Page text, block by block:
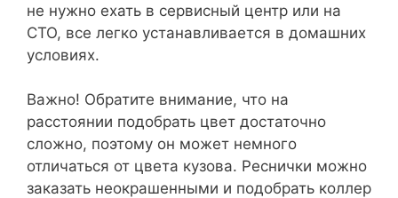
не нужно ехать в сервисный центр или на
СТО, все легко устанавливается в домашних
условиях.
Важно! Обратите внимание, что на
расстоянии подобрать цвет достаточно
сложно, поэтому он может немного
отличаться от цвета кузова. Реснички можно
заказать неокрашенными и подобрать коллер